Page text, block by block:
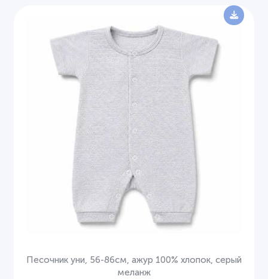
Песочник уни, 56-86см, ажур 100% хлопок, серый
меланж